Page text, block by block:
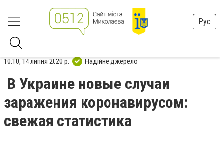
Рус
10:10, 14 липня 2020 р. Надійне джерело
В Украине новые случаи
заражения коронавирусом:
свежая статистика